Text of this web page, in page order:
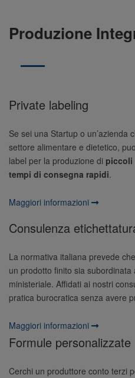
Produzione
Private labeling
Se sei una Startup o un’azienda
settore alimentare e dietetico,
label per la produzione di piccoli
tempi di consegna rapidi.
Maggiori informazioni
Consulenza
La normativa italiana prevede
un prodotto finito sia
ministeriale. Affidati ai nostri
pratica burocratica senza avere
Maggiori informazioni
Formule personalizzate
Cerchi un produttore conto terzi